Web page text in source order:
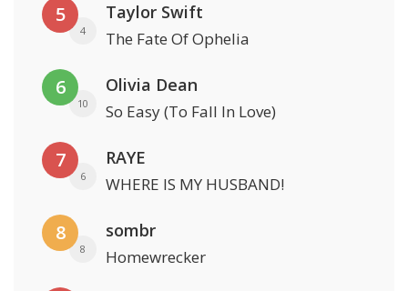
5
4
Taylor Swift
The Fate Of Ophelia
6
10
Olivia Dean
So Easy (To Fall In Love)
7
6
RAYE
WHERE IS MY HUSBAND!
8
8
sombr
Homewrecker